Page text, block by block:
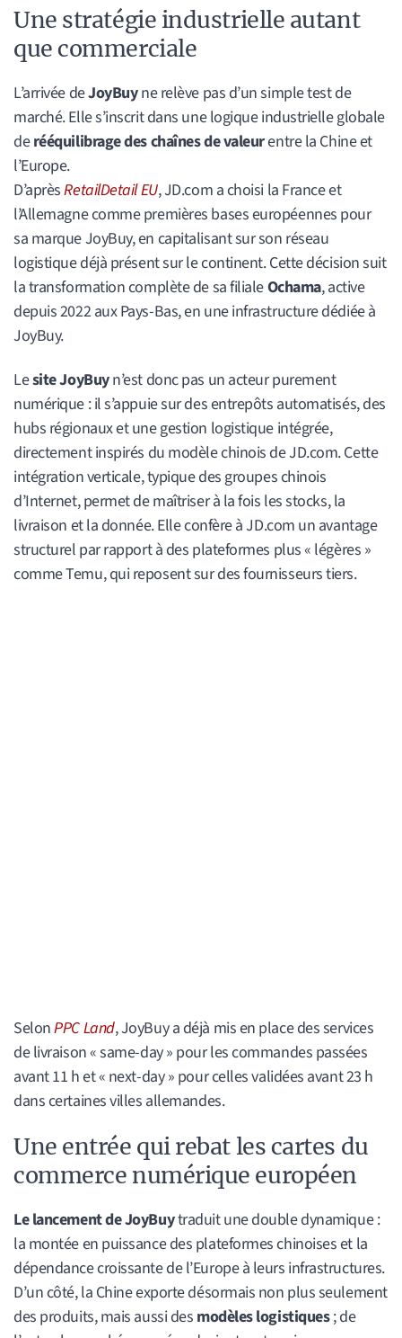
Une stratégie industrielle autant
que commerciale
L’arrivée deJoyBuyne relève pas d’un simple test de
marché. Elle s’inscrit dans une logique industrielle globale
derééquilibrage des chaînes de valeurentre la Chine et
l’Europe.
D’aprèsRetailDetail EU, JD.com a choisi la France et
l’Allemagne comme premières bases européennes pour
sa marque JoyBuy, en capitalisant sur son réseau
logistique déjà présent sur le continent. Cette décision suit
la transformation complète de sa filialeOchama, active
depuis 2022 aux Pays-Bas, en une infrastructure dédiée à
JoyBuy.
Lesite JoyBuyn’est donc pas un acteur purement
numérique : il s’appuie sur des entrepôts automatisés, des
hubs régionaux et une gestion logistique intégrée,
directement inspirés du modèle chinois de JD.com. Cette
intégration verticale, typique des groupes chinois
d’Internet, permet de maîtriser à la fois les stocks, la
livraison et la donnée. Elle confère à JD.com un avantage
structurel par rapport à des plateformes plus « légères »
comme Temu, qui reposent sur des fournisseurs tiers.
SelonPPC Land, JoyBuy a déjà mis en place des services
de livraison « same-day » pour les commandes passées
avant 11 h et « next-day » pour celles validées avant 23 h
dans certaines villes allemandes.
Une entrée qui rebat les cartes du
commerce numérique européen
Le lancement de JoyBuytraduit une double dynamique :
la montée en puissance des plateformes chinoises et la
dépendance croissante de l’Europe à leurs infrastructures.
D’un côté, la Chine exporte désormais non plus seulement
des produits, mais aussi des modèles logistiques; de